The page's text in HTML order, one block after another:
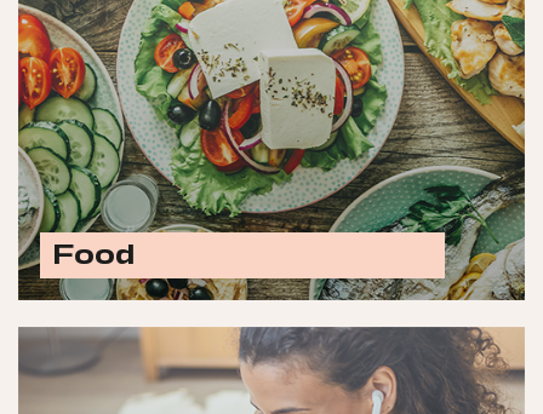
Food Ontdek alle food opties
Laat jouw merk schitteren met advertenties in
titels zoals Womens' Health, Happy in Shape,